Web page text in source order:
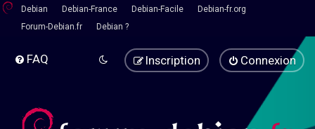
Debian Debian-France Debian-Facile
Debian-fr.org
Forum-Debian.fr
Debian ?
FAQ Connexion
Inscription